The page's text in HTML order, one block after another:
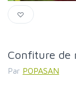
Confiture de
Par POPASAN